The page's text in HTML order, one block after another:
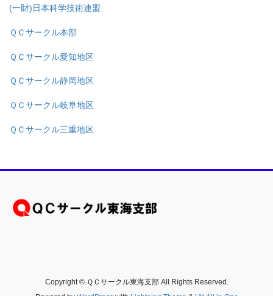
(一財)日本科学技術連盟
ＱＣサークル本部
ＱＣサークル愛知地区
ＱＣサークル静岡地区
ＱＣサークル岐阜地区
ＱＣサークル三重地区
Copyright © ＱＣサークル東海支部 All Rights Reserved.